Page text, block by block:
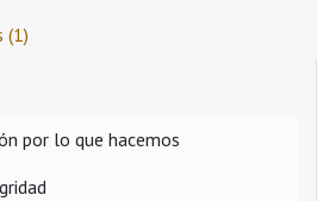
(1)
por lo que hacemos